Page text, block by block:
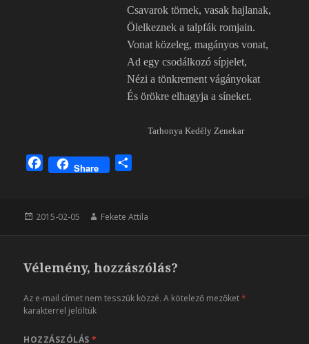
Csavarok törnek, vasak hajlanak,
Ölelkeznek a talpfák romjain.
Vonat közeleg, magányos vonat,
Ad egy csodálkozó sípjelet,
Nézi a tönkrement vágányokat
És örökre elhagyja a síneket.
Tarhonya Kedély Zenekar
F
e
o
Share
z
e
Közzétéve
2015-02-05 Szerző
Fekete Attila
Vélemény, hozzászólás?
Az e-mail címet nem tesszük közzé. A kötelező mezőket*
karakterrel jelöltük
HOZZÁSZÓLÁS*